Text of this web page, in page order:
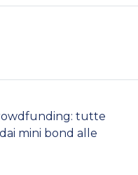
tutte
mini bond alle